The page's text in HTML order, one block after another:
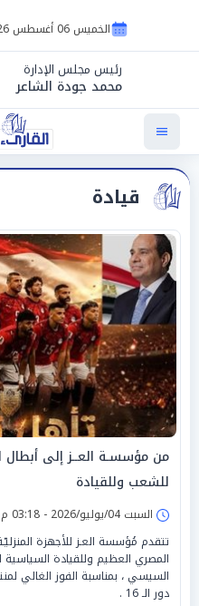
الخميس 06 أغسطس 2026
رئيس مجلس الإدارة
محمد جودة الشاعر
قيادة
من مؤسسـة العــز إلى
للشعب وللقيادة
السبت 04/يوليو/2026 - 03:18 م
تتقدم مُؤسسة العـز للأجهزة
المصري العظيم وللقيادة السياسية
السيسي ، بمناسبة الفوز الغالي
دور الـ 16 .